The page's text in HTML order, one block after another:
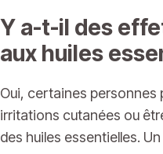
Y a-t-il des
aux huiles
Oui, certaines personnes
irritations cutanées ou
des huiles essentielles.